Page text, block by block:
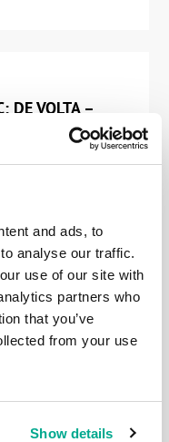
and ads, to
analyse our traffic.
use of our site with
partners who
that you’ve
from your use
Show details
DE VOLTA –
novidades para
anual de
Segundo:
offline, […]
não: não